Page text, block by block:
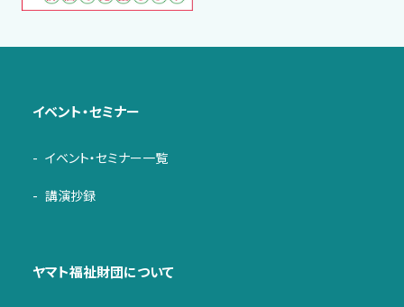
イベント・セミナー
イベント・セミナー一覧
講演抄録
ヤマト福祉財団について